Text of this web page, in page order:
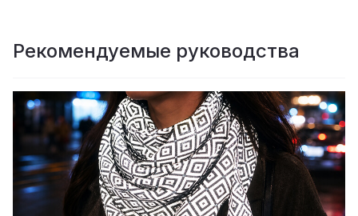
Рекомендуемые руководства